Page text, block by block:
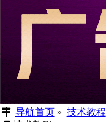
导航首页» 技术教程